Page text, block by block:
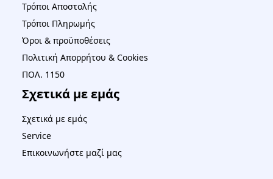
Τρόποι Αποστολής
Τρόποι Πληρωμής
Όροι & προϋποθέσεις
Πολιτική Απορρήτου & Cookies
ΠΟΛ. 1150
Σχετικά με εμάς
Σχετικά με εμάς
Service
Επικοινωνήστε μαζί μας